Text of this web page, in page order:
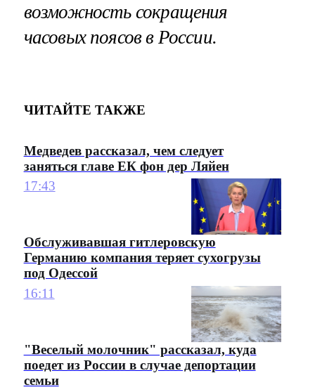
возможность сокращения
часовых поясов в России.
ЧИТАЙТЕ ТАКЖЕ
Медведев рассказал, чем следует
заняться главе ЕК фон дер Ляйен
17:43
Обслуживавшая гитлеровскую
Германию компания теряет сухогрузы
под Одессой
16:11
"Веселый молочник" рассказал, куда
поедет из России в случае депортации
семьи